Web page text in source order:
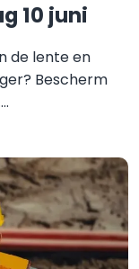
10 juni
de lente en
Bescherm